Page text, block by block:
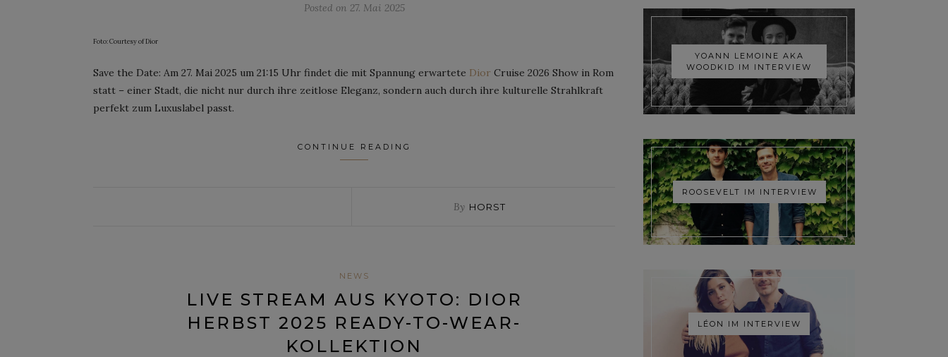
Posted on 27. Mai 2025
Foto: Courtesy of Dior
Save the Date: Am 27. Mai 2025 um 21:15 Uhr findet die mit Spannung erwartete Dior Cruise 2026 Show in Rom
statt – einer Stadt, die nicht nur durch ihre zeitlose Eleganz, sondern auch durch ihre kulturelle Strahlkraft
perfekt zum Luxuslabel passt.
CONTINUE READING
By HORST
NEWS
LIVE STREAM AUS KYOTO: DIOR
HERBST 2025 READY-TO-WEAR-
KOLLEKTION
YOANN LEMOINE AKA
WOODKID IM INTERVIEW
ROOSEVELT IM INTERVIEW
LÉON IM INTERVIEW